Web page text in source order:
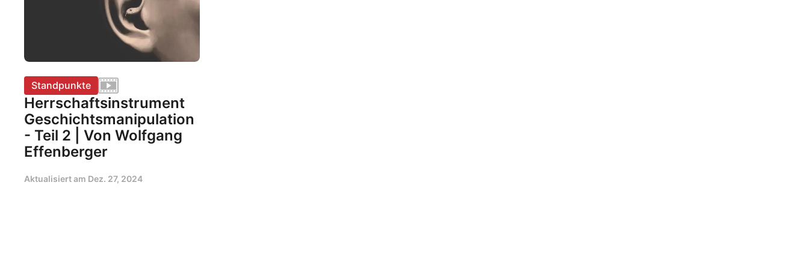
Standpunkte
Herrschaftsinstrument
Geschichtsmanipulation
- Teil 2 | Von Wolfgang
Effenberger
Aktualisiert am Dez. 27, 2024